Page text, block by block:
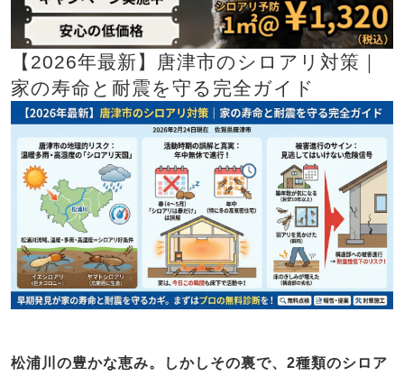
【2026年最新】唐津市のシロアリ対策｜
家の寿命と耐震を守る完全ガイド
松浦川の豊かな恵み。しかしその裏で、2種類のシロア